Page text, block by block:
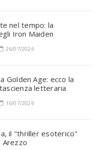
nel tempo: la
Iron Maiden
26/07/2026
Golden Age: ecco la
letteraria
16/07/2026
il "thriller esoterico"
Arezzo